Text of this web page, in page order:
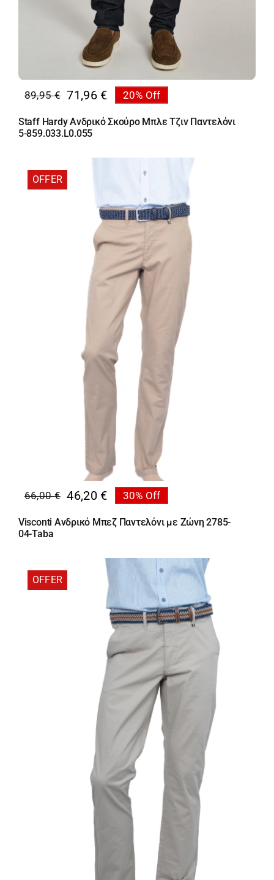
89,95€
Original
price
was:
71,96 €
Η
τρέχουσα
τιμή
20% Off
Staff Hardy Ανδρικό Σκούρο Μπλε Τζιν Παντελόνι
5-859.033.L0.055
OFFER
66,00€
Original
price
was:
46,20 €
Η
τρέχουσα
τιμή
30% Off
Visconti Ανδρικό Μπεζ Παντελόνι με Ζώνη 2785-
04-Taba
OFFER